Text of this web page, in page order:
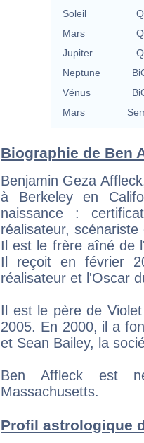
Soleil
Mars
Jupiter
Neptune
Vénus
Mars
Biographie de Ben
Benjamin Geza
à Berkeley en
naissance :
réalisateur,
Il est le frère aîné de
Il reçoit en février
réalisateur et l'Oscar
Il est le père de
2005. En 2000, il a
et Sean Bailey, la
Ben Affleck est
Massachusetts.
Profil astrologique